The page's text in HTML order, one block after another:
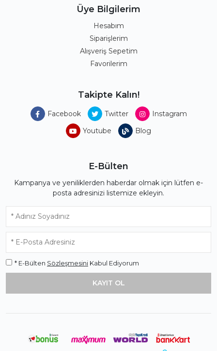
Üye Bilgilerim
Hesabım
Siparişlerim
Alışveriş Sepetim
Favorilerim
Takipte Kalın!
Facebook Twitter
Instagram
Youtube
Blog
E-Bülten
Kampanya ve yeniliklerden haberdar olmak için lütfen e-
posta adresinizi listemize ekleyin.
* E-Bülten Sözleşmesini Kabul Ediyorum